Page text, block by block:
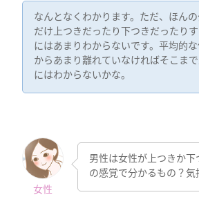
なんとなくわかります。ただ、ほん
だけ上つきだったり下つきだったり
にはあまりわからないです。平均的
からあまり離れていなければそこま
にはわからないかな。
女性
男性は女性が上つきか下
の感覚で分かるもの？気